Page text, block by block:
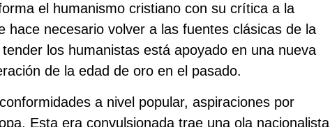
el humanismo cristiano con su crítica a la
necesario volver a las fuentes clásicas de la
los humanistas está apoyado en una nueva
de la edad de oro en el pasado.
a nivel popular, aspiraciones por
Esta era convulsionada trae una ola nacionalista